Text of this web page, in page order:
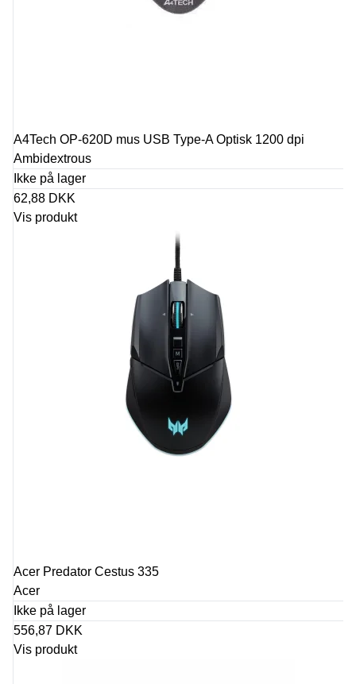
A4Tech OP-620D mus USB Type-A Optisk 1200 dpi
Ambidextrous
Ikke på lager
62,88 DKK
Vis produkt
Acer Predator Cestus 335
Acer
Ikke på lager
556,87 DKK
Vis produkt